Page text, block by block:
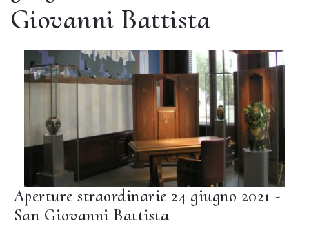
Giovanni Battista
Aperture straordinarie 24 giugno 2021 -
San Giovanni Battista